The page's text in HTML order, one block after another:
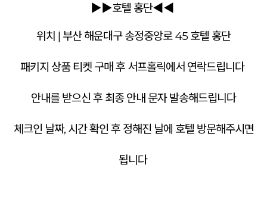
▶▶호텔 홍단◀◀
위치 | 부산 해운대구 송정중앙로 45 호텔 홍단
패키지 상품 티켓 구매 후 서프홀릭에서 연락드립니다
안내를 받으신 후 최종 안내 문자 발송해드립니다
체크인 날짜, 시간 확인 후 정해진 날에 호텔 방문해주시면
됩니다